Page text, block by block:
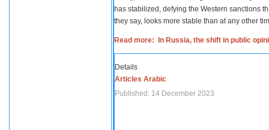
has stabilized, defying the Western sanctions
they say, looks more stable than at any other
Read more: In Russia, the shift in public
Details
Articles Arabic
Published: 14 December 2023